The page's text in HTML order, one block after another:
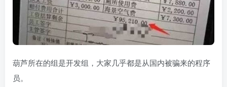
葫芦所在的组是开发组，大家几乎都是从国内被骗来的程序
员。